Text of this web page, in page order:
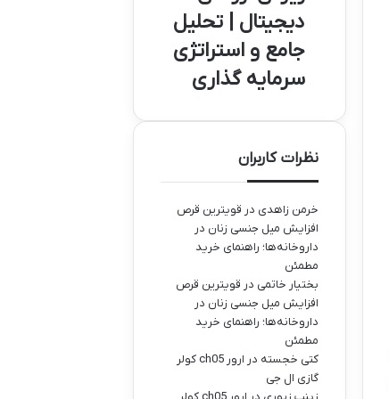
دیجیتال | تحلیل
جامع و استراتژی
سرمایه گذاری
نظرات کاربران
خرمن زاهدی در قویترین قرص
افزایش میل جنسی زنان در
داروخانه‌ها؛ راهنمای خرید
مطمئن
بختیار خاتمی در قویترین قرص
افزایش میل جنسی زنان در
داروخانه‌ها؛ راهنمای خرید
مطمئن
کتی خجسته در
ارور ch05 کولر
گازی ال جی